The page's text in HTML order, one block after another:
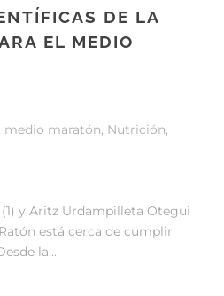
DE LA
EL MEDIO
medio maratón, Nutrición,
y Aritz Urdampilleta Otegui
está cerca de cumplir
la...